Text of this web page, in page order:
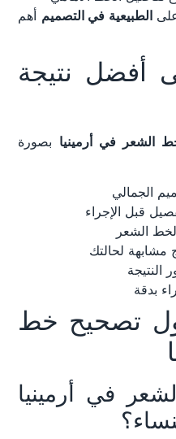
الطبيعية في التصميم أهم
نتيجة
الشعر في أرمينيا بصورة
الجمالي
قبل الإجراء
الشعر
مشابهة لحالتك
بدقة
تصحيح خط
في أرمينيا